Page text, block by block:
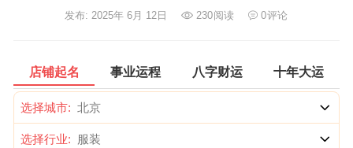
发布: 2025年 6月 12日 230阅读 0评论
店铺起名 事业运程 八字财运 十年大运
选择城市:
选择行业: